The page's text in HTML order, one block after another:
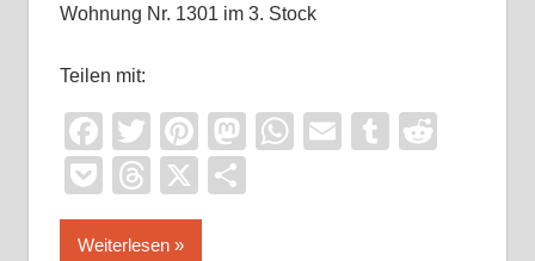
Wohnung Nr. 1301 im 3. Stock
Teilen mit:
Facebook
TwitterPinterest
Mastodon
WhatsApp
EmailTumblr
PocketThreads
X
Weiterlesen